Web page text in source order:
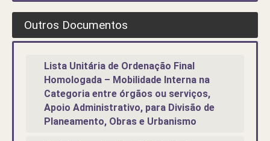
Outros Documentos
Lista Unitária de Ordenação Final
Homologada – Mobilidade Interna na
Categoria entre órgãos ou serviços,
Apoio Administrativo, para Divisão de
Planeamento, Obras e Urbanismo